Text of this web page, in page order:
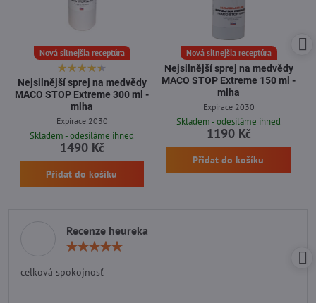
Nová silnejšia receptúra
Nejsilnější sprej na medvědy
MACO STOP Extreme 300 ml -
mlha
Expirace 2030
Skladem - odesíláme ihned
1490 Kč
Přidat do košíku
Nová silnejšia receptúra
Nejsilnější sprej na medvědy
MACO STOP Extreme 150 ml -
mlha
Expirace 2030
Skladem - odesíláme ihned
1190 Kč
Přidat do košíku
Recenze heureka
celková spokojnosť